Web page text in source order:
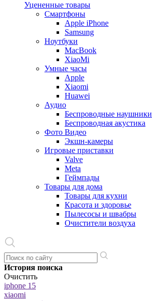
Уцененные товары
Cмартфоны
Apple iPhone
Samsung
Ноутбуки
MacBook
XiaoMi
Умные часы
Apple
Xiaomi
Huawei
Аудио
Беспроводные наушники
Беспроводная акустика
Фото Видео
Экшн-камеры
Игровые приставки
Valve
Meta
Геймпады
Товары для дома
Товары для кухни
Красота и здоровье
Пылесосы и швабры
Очистители воздуха
История поиска
Очистить
iphone 15
xiaomi